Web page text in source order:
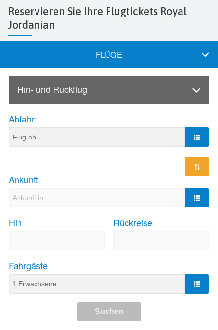
Reservieren Sie Ihre Flugtickets Royal
Jordanian